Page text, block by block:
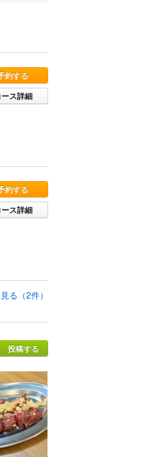
約する
ース詳細
約する
ース詳細
る（2件）
投稿する